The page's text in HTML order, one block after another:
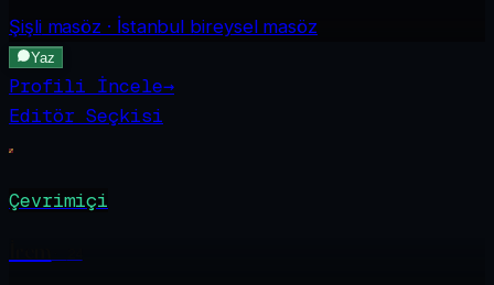
Şişlimasöz · İstanbul bireysel masöz
Yaz
Profili İncele→
Editör Seçkisi
Çevrimiçi